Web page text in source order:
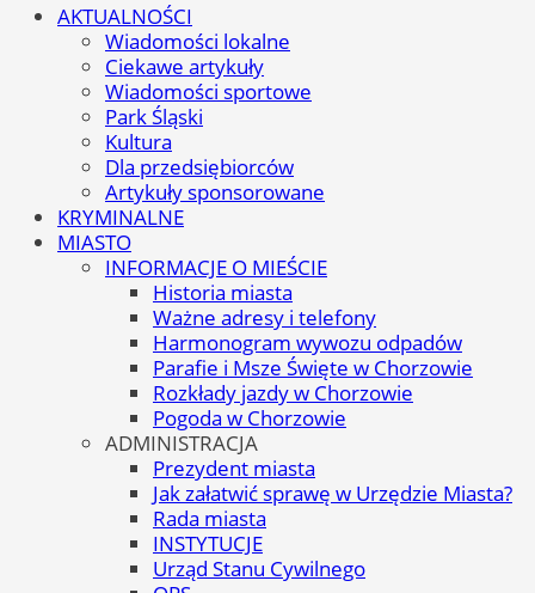
AKTUALNOŚCI
Wiadomości lokalne
Ciekawe artykuły
Wiadomości sportowe
Park Śląski
Kultura
Dla przedsiębiorców
Artykuły sponsorowane
KRYMINALNE
MIASTO
INFORMACJE O MIEŚCIE
Historia miasta
Ważne adresy i telefony
Harmonogram wywozu odpadów
Parafie i Msze Święte w Chorzowie
Rozkłady jazdy w Chorzowie
Pogoda w Chorzowie
ADMINISTRACJA
Prezydent miasta
Jak załatwić sprawę w Urzędzie Miasta?
Rada miasta
INSTYTUCJE
Urząd Stanu Cywilnego